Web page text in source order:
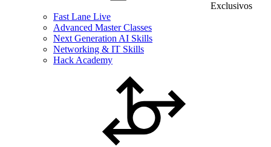
Exclusivos
Fast Lane Live
Advanced Master Classes
Next Generation AI Skills
Networking & IT Skills
Hack Academy